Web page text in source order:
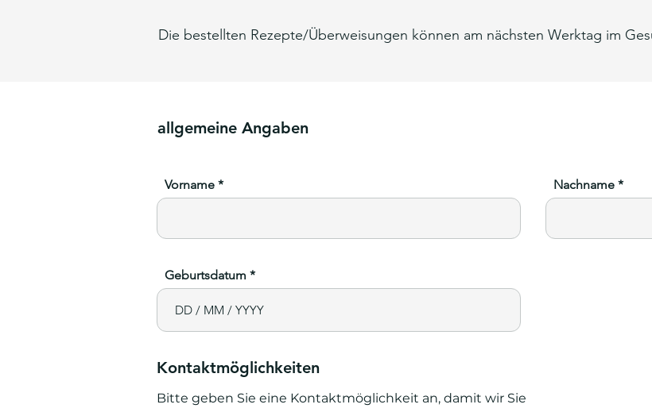
Die bestellten Rezepte/Überweisungen können am nächsten Werktag im
allgemeine Angaben
Vorname Nachname
Geburtsdatum
Kontaktmöglichkeiten
Bitte geben Sie eine Kontaktmöglichkeit an, damit wir Sie